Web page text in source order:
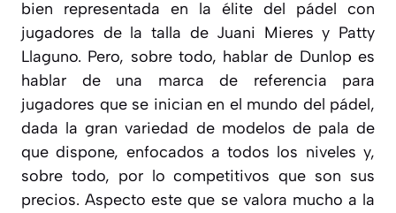
bien representada en la élite del pádel con
jugadores de la talla de Juani Mieres y Patty
Llaguno. Pero, sobre todo, hablar de Dunlop es
hablar de una marca de referencia para
jugadores que se inician en el mundo del pádel,
dada la gran variedad de modelos de pala de
que dispone, enfocados a todos los niveles y,
sobre todo, por lo competitivos que son sus
precios. Aspecto este que se valora mucho a la